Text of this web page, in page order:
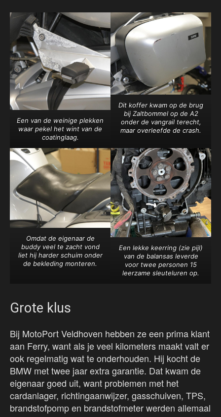
Een van de weinige plekken
waar pekel het wint van de
coatinglaag.
Dit koffer kwam op de brug
bij Zaltbommel op de A2
onder de vangrail terecht,
maar overleefde de crash.
Omdat de eigenaar de
buddy veel te zacht vond
liet hij harder schuim onder
de bekleding monteren.
Een lekke keerring (zie pijl)
van de balansas leverde
voor twee personen 15
leerzame sleuteluren op.
Grote klus
Bij MotoPort Veldhoven hebben ze een prima klant
aan Ferry, want als je veel kilometers maakt valt er
ook regelmatig wat te onderhouden. Hij kocht de
BMW met twee jaar extra garantie. Dat kwam de
eigenaar goed uit, want problemen met het
cardanlager, richtingaanwijzer, gasschuiven, TPS,
brandstofpomp en brandstofmeter werden allemaal